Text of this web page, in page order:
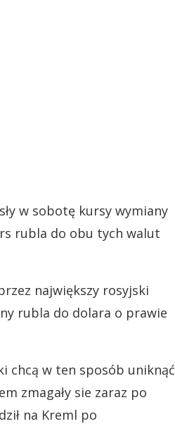
w sobotę kursy wymiany
rubla do obu tych walut
największy rosyjski
rubla do dolara o prawie
chcą w ten sposób uniknąć
zmagały sie zaraz po
na Kreml po